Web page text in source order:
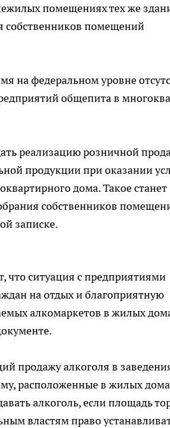
помещениях тех же
собственников помещений
на федеральном уровне
общепита в
реализацию розничной
продукции при оказании
дома. Такое станет
собственников
записке.
что ситуация с предприятиями
на отдых и благоприятную
алкомаркетов в жилых
продажу алкоголя в
расположенные в жилых
алкоголь, если площадь
властям право